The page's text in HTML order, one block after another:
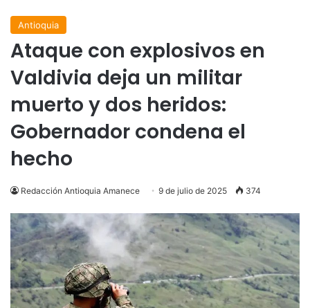
Antioquia
Ataque con explosivos en
Valdivia deja un militar
muerto y dos heridos:
Gobernador condena el
hecho
Redacción Antioquia Amanece 9 de julio de 2025 374